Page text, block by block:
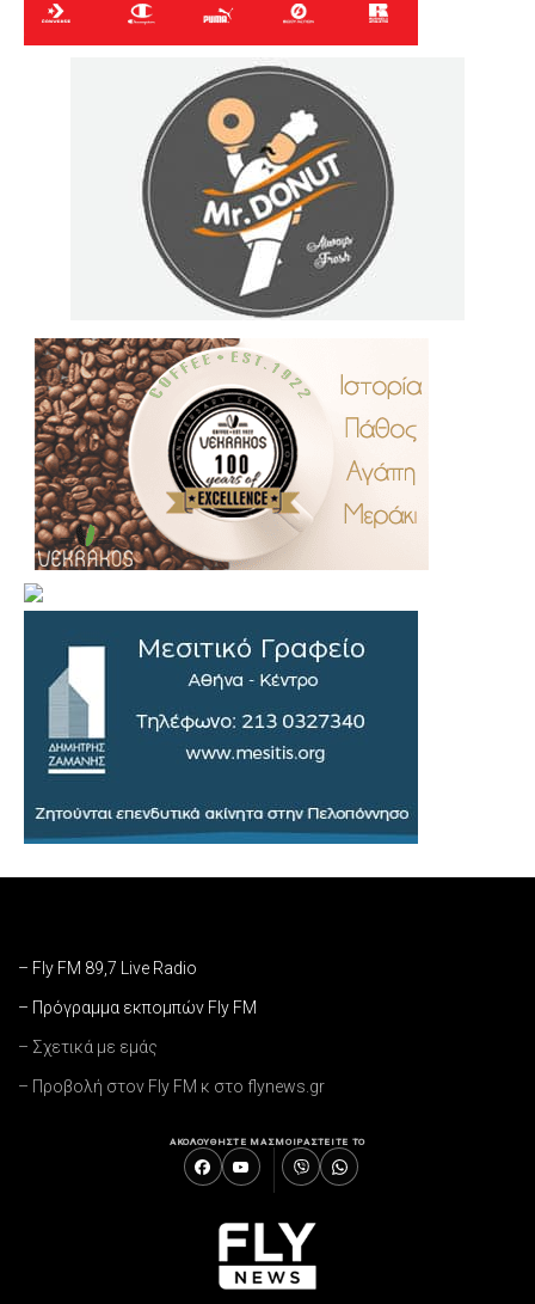
– Fly FM 89,7 Live Radio
– Πρόγραμμα εκπομπών Fly FM
– Σχετικά με εμάς
– Προβολή στον Fly FM κ στο flynews.gr
ΑΚΟΛΟΥΘΗΣΤΕ ΜΑΣΜΟΙΡΑΣΤΕΙΤΕ ΤΟ